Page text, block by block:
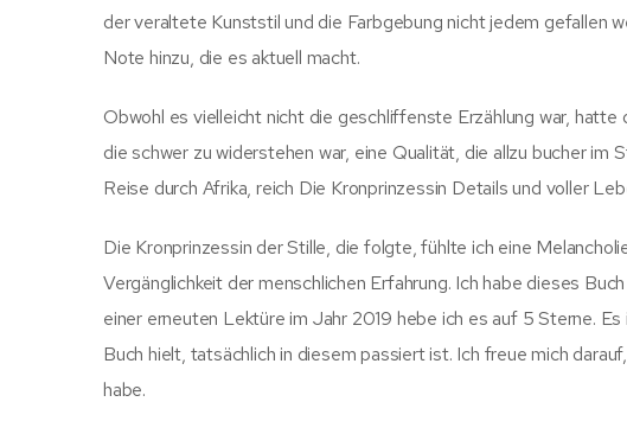
der veraltete Kunststil und die Farbgebung nicht jedem gefallen
Note hinzu, die es aktuell macht.
Obwohl es vielleicht nicht die geschliffenste Erzählung war,
die schwer zu widerstehen war, eine Qualität, die allzu bucher
Reise durch Afrika, reich Die Kronprinzessin Details und voller
Die Kronprinzessin der Stille, die folgte, fühlte ich eine
Vergänglichkeit der menschlichen Erfahrung. Ich habe dieses
einer erneuten Lektüre im Jahr 2019 hebe ich es auf 5 Sterne.
Buch hielt, tatsächlich in diesem passiert ist. Ich freue mich
habe.